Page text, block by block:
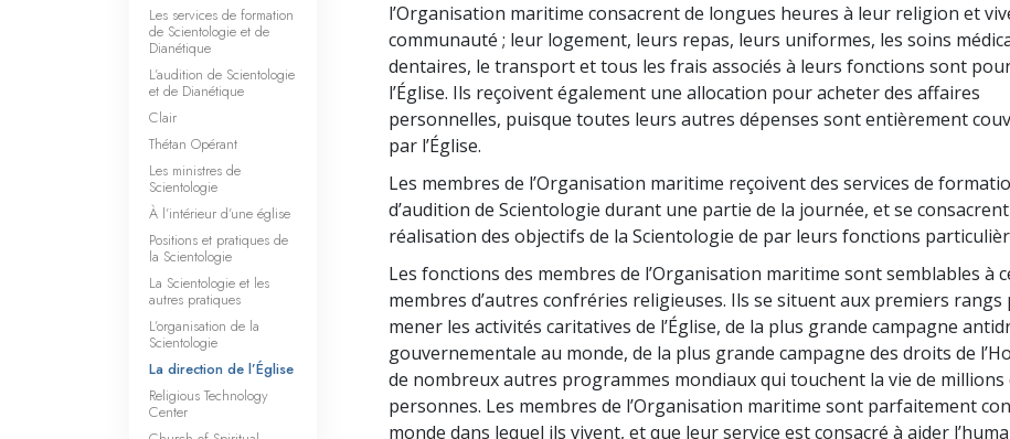
l’Organisation maritime consacrent de longues heures à leur religion et
communauté ; leur logement, leurs repas, leurs uniformes, les soins
dentaires, le transport et tous les frais associés à leurs fonctions sont
l’Église. Ils reçoivent également une allocation pour acheter des affaires
personnelles, puisque toutes leurs autres dépenses sont entièrement
par l’Église.
Les membres de l’Organisation maritime reçoivent des services de
d’audition de Scientologie durant une partie de la journée, et se
réalisation des objectifs de la Scientologie de par leurs fonctions
Les fonctions des membres de l’Organisation maritime sont semblables à
membres d’autres confréries religieuses. Ils se situent aux premiers rangs
mener les activités caritatives de l’Église, de la plus grande campagne
gouvernementale au monde, de la plus grande campagne des droits de
de nombreux autres programmes mondiaux qui touchent la vie de millions
personnes. Les membres de l’Organisation maritime sont parfaitement
monde dans lequel ils vivent, et que leur service est consacré à aider
Les services de formation
de Scientologie et de
Dianétique
L’audition de Scientologie
et de Dianétique
Clair
Thétan Opérant
Les ministres de
Scientologie
À l’intérieur d’une église
Positions et pratiques de
la Scientologie
La Scientologie et les
autres pratiques
L’organisation de la
Scientologie
La direction de l’Église
Religious Technology
Center